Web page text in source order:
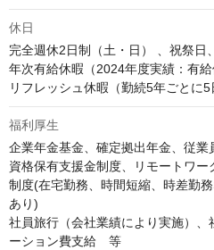
休日
完全週休2日制（土・日） 、祝祭日
年次有給休暇（2024年度実績：有
リフレッシュ休暇（勤続5年ごとに
福利厚生
企業年金基金、確定拠出年金、従業
資格保有支援金制度、リモートワ
制度(在宅勤務、時間短縮、時差勤
あり)
社員旅行（会社業績により実施）
ーション費支給　等